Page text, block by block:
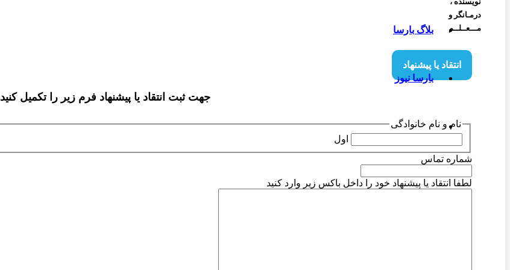
بلاگ بارسا
بارسا نیوز
درمـانگر و
مـــعــلــم
انتقاد یا پیشنهاد
جهت ثبت انتقاد یا پیشنهاد فرم زیر را تکمیل کنید
نام و نام خانوادگی
اول
شماره تماس
لطفا انتقاد یا پیشنهاد خود را داخل باکس زیر وارد کنید